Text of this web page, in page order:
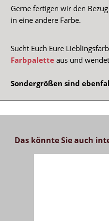
Gerne fertigen wir den
in eine andere Farbe.
Sucht Euch Eure
Farbpalette aus und
Sondergrößen sind
Das könnte Sie auch